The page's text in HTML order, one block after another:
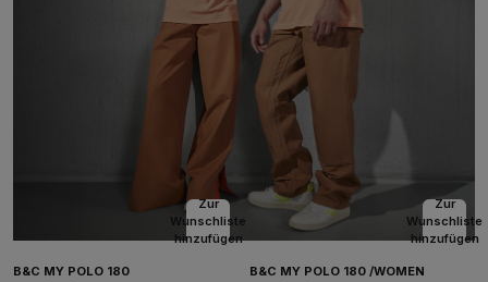
Zur
Wunschliste
hinzufügen
B&C MY POLO 180
Zur
Wunschliste
hinzufügen
B&C MY POLO 180 /WOMEN